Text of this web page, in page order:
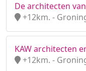
De architecten
+12km. -
KAW architecten
+12km. -